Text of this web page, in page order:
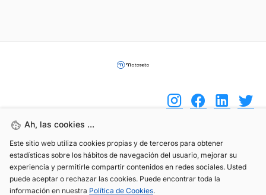
Ah, las cookies ...
Este sitio web utiliza cookies propias y de terceros para obtener
estadísticas sobre los hábitos de navegación del usuario, mejorar su
experiencia y permitirle compartir contenidos en redes sociales. Usted
puede aceptar o rechazar las cookies. Puede encontrar toda la
información en nuestra Política de Cookies.
(+34) 744 408 070
info@motoreto.com